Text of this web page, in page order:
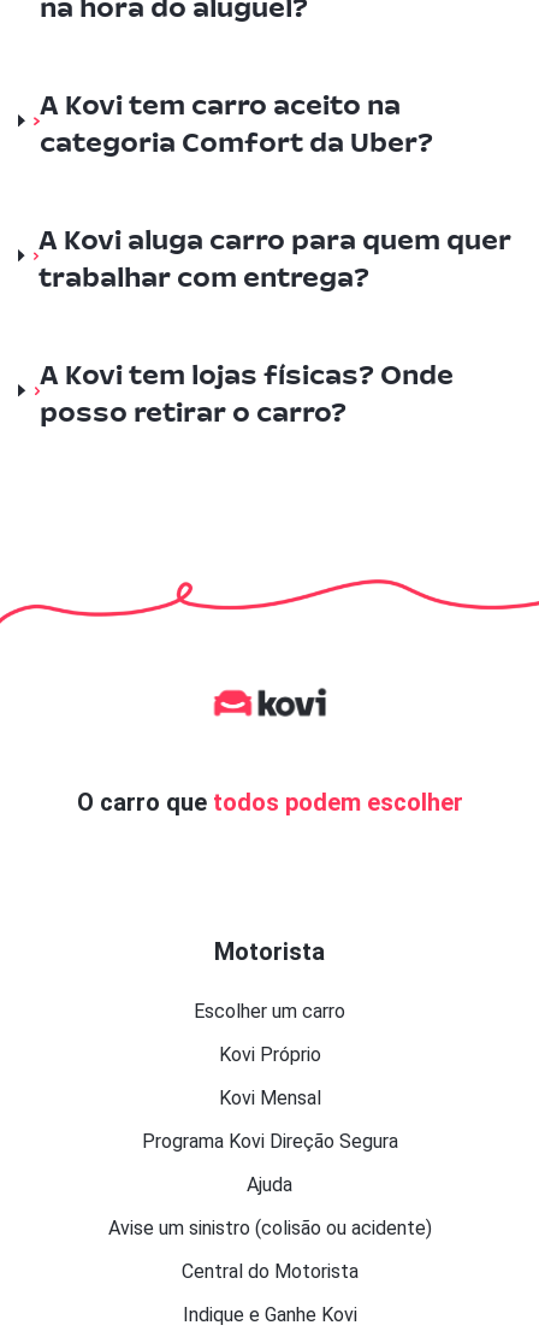
A Kovi tem carro aceito na
categoria Comfort da Uber?
A Kovi aluga carro para quem quer
trabalhar com entrega?
A Kovi tem lojas físicas? Onde
posso retirar o carro?
O carro que todos podem escolher
Motorista
Escolher um carro
Kovi Próprio
Kovi Mensal
Programa Kovi Direção Segura
Ajuda
Avise um sinistro (colisão ou acidente)
Central do Motorista
Indique e Ganhe Kovi